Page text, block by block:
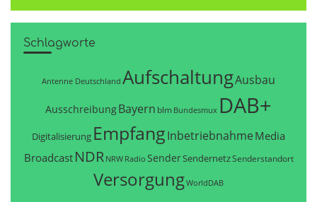
Schlagworte
Antenne Deutschland AufschaltungAusbau
AusschreibungBayern blm Bundesmux DAB+
Digitalisierung EmpfangInbetriebnahme Media
Broadcast NDR NRW Radio SenderSendernetzSenderstandort
VersorgungWorldDAB